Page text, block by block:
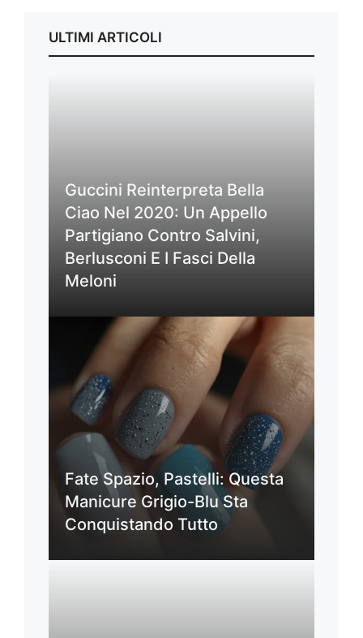
ULTIMI ARTICOLI
Guccini Reinterpreta Bella
Ciao Nel 2020: Un Appello
Partigiano Contro Salvini,
Berlusconi E I Fasci Della
Meloni
Fate Spazio, Pastelli: Questa
Manicure Grigio-Blu Sta
Conquistando Tutto